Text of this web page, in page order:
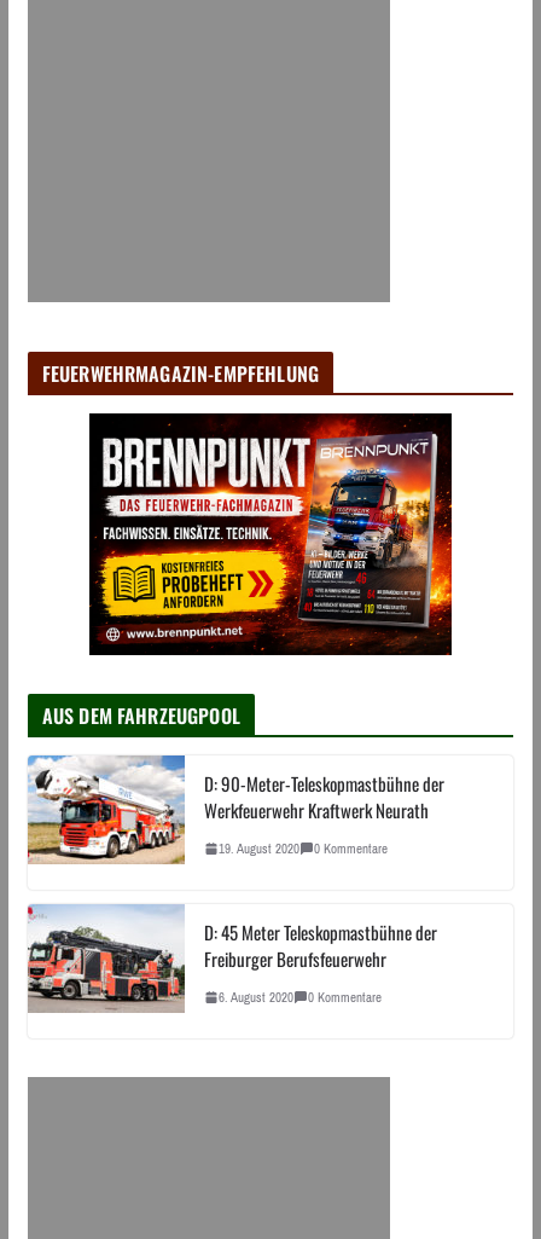
FEUERWEHRMAGAZIN-EMPFEHLUNG
AUS DEM FAHRZEUGPOOL
D: 90-Meter-Teleskopmastbühne der
Werkfeuerwehr Kraftwerk Neurath
19. August 2020 0 Kommentare
D: 45 Meter Teleskopmastbühne der
Freiburger Berufsfeuerwehr
6. August 2020 0 Kommentare